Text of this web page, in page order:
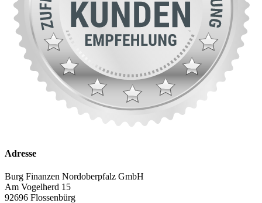
Adresse
Burg Finanzen Nordoberpfalz GmbH
Am Vogelherd 15
92696 Flossenbürg